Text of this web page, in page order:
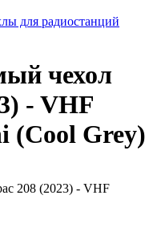
для радиостанций
чехол
- VHF
(Cool Grey)